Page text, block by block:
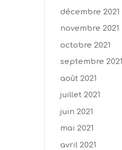
décembre 2021
novembre 2021
octobre 2021
septembre 2021
août 2021
juillet 2021
juin 2021
mai 2021
avril 2021